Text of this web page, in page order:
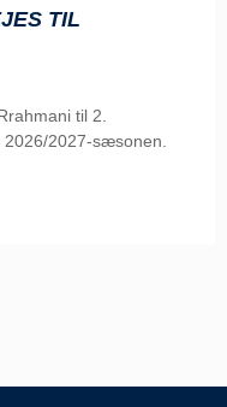
TIL
til 2.
2026/2027-sæsonen.